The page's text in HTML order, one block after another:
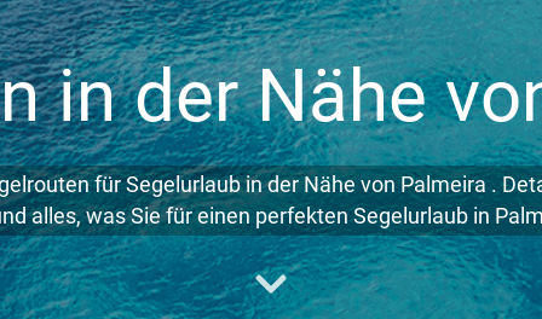
Mugla
Marina Dalmacija
D-Marin Gouvia Marina
Marina Baotic
Marina Mandalina
Marina Kornati
Marina Kastela
ACI Dubrovnik
Veruda
Bavaria
Dufour
Elan
Hanse
Excess
Lagoon
Bali
Fountaine Pajot
Leopard
Gran
Canaria
Kanarischen
Inseln
Teneriffa
Balearen
Salerno
Neapel
Amalfi
in der Nähe
für Segelurlaub in der Nähe von Palmeira .
alles, was Sie für einen perfekten Segelurlaub in